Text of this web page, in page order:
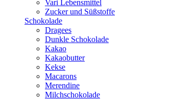
Vari Lebensmittel
Zucker und Süßstoffe
Schokolade
Dragees
Dunkle Schokolade
Kakao
Kakaobutter
Kekse
Macarons
Merendine
Milchschokolade